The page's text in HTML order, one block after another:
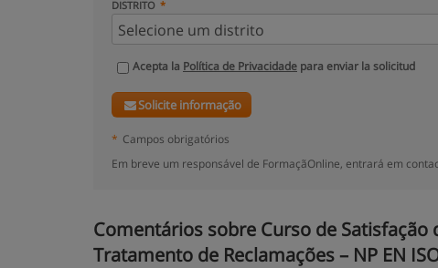
DISTRITO
Acepta la Política de Privacidade para enviar la solicitud
Solicite informação
* Campos obrigatórios
Em breve um responsável de FormaçãOnline, entrará em
Comentários sobre Curso de
Tratamento de Reclamações – NP EN